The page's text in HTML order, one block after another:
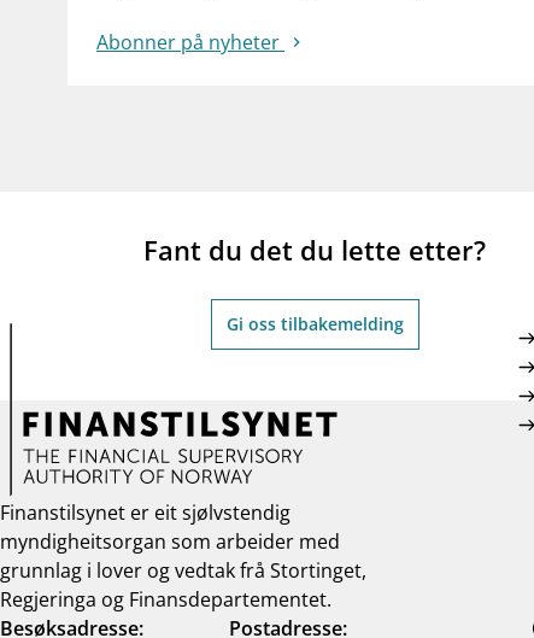
Abonner på nyheter
Fant du det du lette etter?
Gi oss tilbakemelding
Finanstilsynet er eit sjølvstendig
myndigheitsorgan som arbeider med
grunnlag i lover og vedtak frå Stortinget,
Regjeringa og Finansdepartementet.
Besøksadresse: Postadresse: